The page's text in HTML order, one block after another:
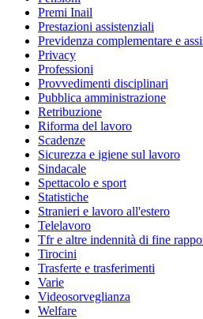
Premi Inail
Prestazioni assistenziali
Previdenza complementare e
Privacy
Professioni
Provvedimenti disciplinari
Pubblica amministrazione
Retribuzione
Riforma del lavoro
Scadenze
Sicurezza e igiene sul lavoro
Sindacale
Spettacolo e sport
Statistiche
Stranieri e lavoro all'estero
Telelavoro
Tfr e altre indennità di fine
Tirocini
Trasferte e trasferimenti
Varie
Videosorveglianza
Welfare